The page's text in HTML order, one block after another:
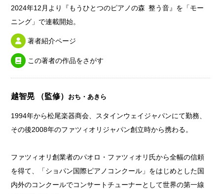
2024年12月より『もうひとつのピアノの森 整う音』を「モー
ニング」で連載開始。
著者紹介ページ
この著者の作品をさがす
越智晃 （監修） おち・あきら
1994年から松尾楽器商会、スタインウェイジャパンにて勤務、
その後2008年のファツィオリジャパン創立時から携わる。
ファツィオリ創業者のパオロ・ファツィオリ氏から全幅の信頼
を得て、「ショパン国際ピアノコンクール」をはじめとした国
内外のコンクールでコンサートチューナーとして世界の第一線